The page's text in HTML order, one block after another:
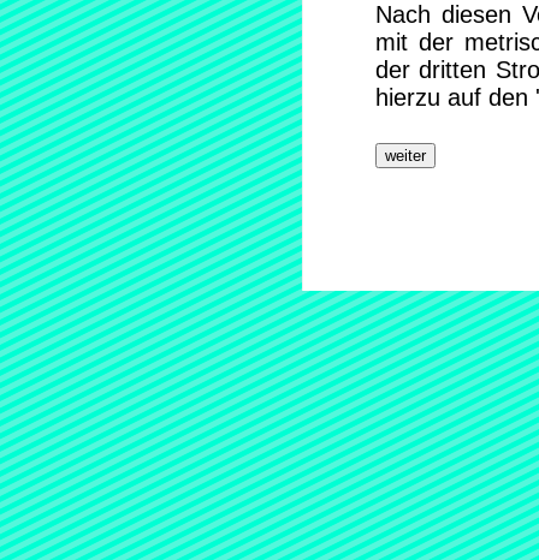
Nach diesen
mit der
der dritten
hierzu auf den